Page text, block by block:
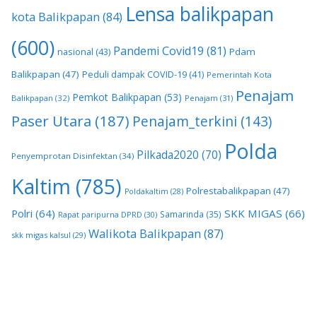
kota Balikpapan (84) Lensa balikpapan
(600) nasional (43) Pandemi Covid19 (81) Pdam
Balikpapan (47) Peduli dampak COVID-19 (41) Pemerintah Kota
Balikpapan (32) Pemkot Balikpapan (53) Penajam (31) Penajam
Paser Utara (187) Penajam_terkini (143)
Penyemprotan Disinfektan (34) Pilkada2020 (70) Polda
Kaltim (785) Poldakaltim (28) Polrestabalikpapan (47)
Polri (64) Rapat paripurna DPRD (30) Samarinda (35) SKK MIGAS (66)
skk migas kalsul (29) Walikota Balikpapan (87)